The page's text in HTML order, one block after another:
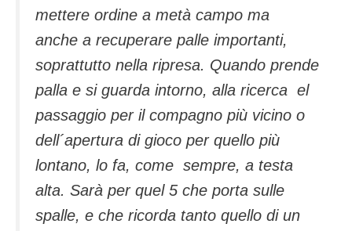
mettere ordine a metà campo ma
anche a recuperare palle importanti,
soprattutto nella ripresa. Quando prende
palla e si guarda intorno, alla ricerca el
passaggio per il compagno più vicino o
dell´apertura di gioco per quello più
lontano, lo fa, come sempre, a testa
alta. Sarà per quel 5 che porta sulle
spalle, e che ricorda tanto quello di un